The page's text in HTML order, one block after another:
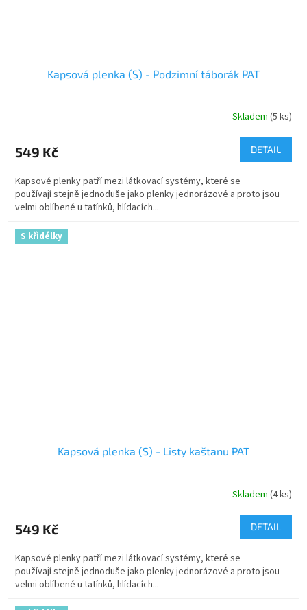
Kapsová plenka (S) - Podzimní táborák PAT
Skladem (5 ks)
549 Kč DETAIL
Kapsové plenky patří mezi látkovací systémy, které se
používají stejně jednoduše jako plenky jednorázové a proto jsou
velmi oblíbené u tatínků, hlídacích...
S křidélky
Kapsová plenka (S) - Listy kaštanu PAT
Skladem (4 ks)
549 Kč DETAIL
Kapsové plenky patří mezi látkovací systémy, které se
používají stejně jednoduše jako plenky jednorázové a proto jsou
velmi oblíbené u tatínků, hlídacích...